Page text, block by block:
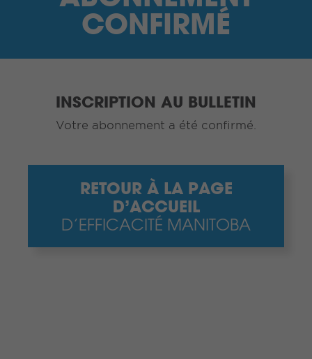
JE SUIS UN FOURNISSEUR
ENGLISH
CONFIRMÉ
INSCRIPTION AU BULLETIN
Votre abonnement a été confirmé.
RETOUR À LA PAGE
D’ACCUEIL
D’EFFICACITÉ MANITOBA